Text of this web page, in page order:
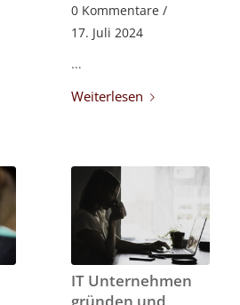
0 Kommentare /
17. Juli 2024
…
Weiterlesen
IT Unternehmen
gründen und